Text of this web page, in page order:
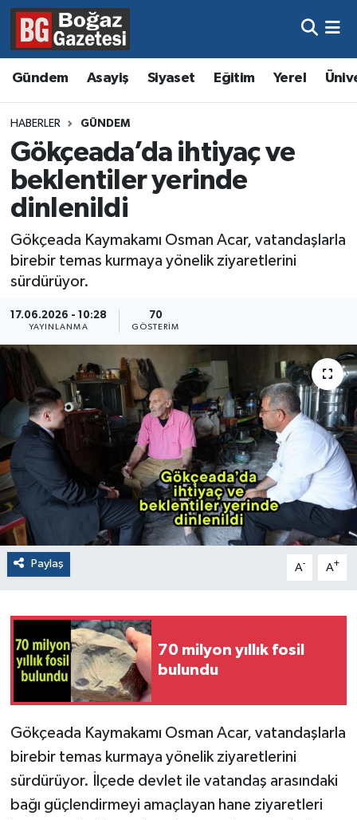
Gündem Asayiş Siyaset Eğitim Yerel
HABERLER GÜNDEM
Gökçeada’da ihtiyaç ve
beklentiler yerinde
dinlenildi
Gökçeada Kaymakamı Osman Acar, vatandaşlarla
birebir temas kurmaya yönelik ziyaretlerini
sürdürüyor.
17.06.2026 - 10:28
YAYINLANMA
70
GÖSTERIM
Paylaş A- A+
70 milyon yıllık fosil
bulundu
Gökçeada Kaymakamı Osman Acar, vatandaşlarla
birebir temas kurmaya yönelik ziyaretlerini
sürdürüyor. İlçede devlet ile vatandaş arasındaki
bağı güçlendirmeyi amaçlayan hane ziyaretleri
Asayiş
Eğitim
Ekonomi
Gündem
Magazin
Sağlık
Hava Durumu
Trafik Durumu
Süper Lig Puan Durumu ve Fikstür
Tüm Manşetler
Haber Arşivi